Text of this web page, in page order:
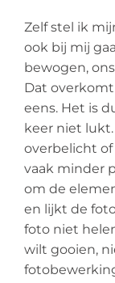
Zelf stel ik
ook bij mij
bewogen,
Dat
eens. Het is
keer niet lukt.
overbelicht
vaak minder
om de
en lijkt de
foto niet
wilt gooien,